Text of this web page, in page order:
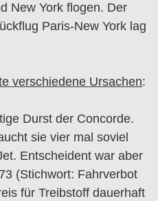
New York flogen. Der
Paris-New York lag
verschiedene Ursachen:
Durst der Concorde.
sie vier mal soviel
Entscheident war aber
(Stichwort: Fahrverbot
für Treibstoff dauerhaft